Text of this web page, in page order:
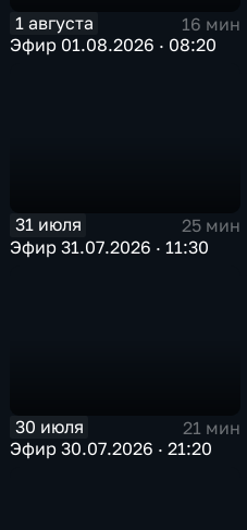
1 августа
16 мин
Эфир 01.08.2026 · 08:20
31 июля
25 мин
Эфир 31.07.2026 · 11:30
30 июля
21 мин
Эфир 30.07.2026 · 21:20